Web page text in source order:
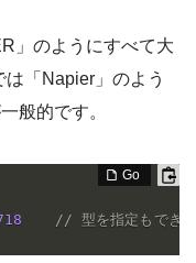
」のようにすべて大
「Napier」のよう
般的です。
// 型を指定もできる